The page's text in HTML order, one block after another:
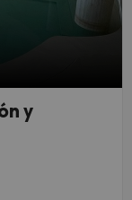
y